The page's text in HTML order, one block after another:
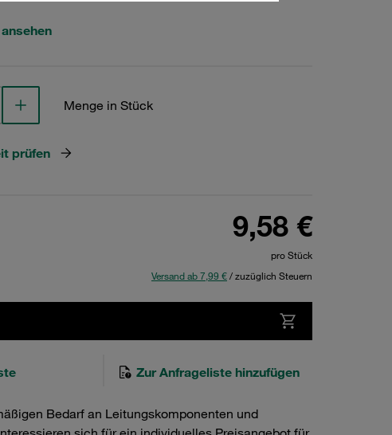
Menge in Stück
prüfen
9,58 €
pro Stück
Versand ab 7,99 €/ zuzüglich Steuern
Zur Anfrageliste hinzufügen
Bedarf an Leitungskomponenten und